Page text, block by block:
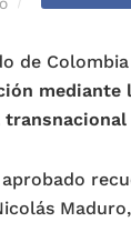
de
mediante